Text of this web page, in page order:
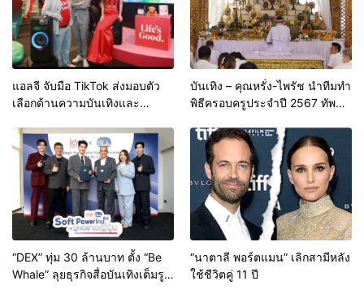
แอลจี จับมือ TikTok ส่งมอบตัว
เลือกด้านความบันเทิงและ
เอเตอร์สร้างสรรค์คอนเทนต์
อย่างอิสระ ณ
CreatorHousebyTikTok
ใจกลางกรุงเทพฯ
บันเทิง – คุณหรั่ง-ไพรัช นำทีมทำ
พิธีครอบครูประจำปี 2567 ทัพนัก
“DEX” ทุ่ม 30 ล้านบาท ตั้ง “Be
Whale” ลุยธุรกิจสื่อบันเทิงเต็มรูป
“นาตาลี พอร์ตแมน” เลิกสามีหลัง
ใช้ชีวิตคู่ 11 ปี